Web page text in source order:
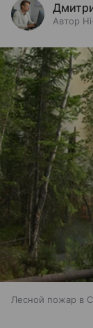
Автор
Лесной пожар в